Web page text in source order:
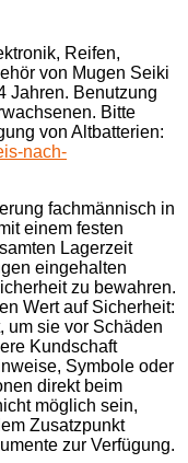
Reifen,
von Mugen Seiki
Jahren. Benutzung
Bitte
von Altbatterien:
nach-
fachmännisch in
einem festen
Lagerzeit
eingehalten
zu bewahren.
Wert auf Sicherheit:
um sie vor Schäden
Kundschaft
Symbole oder
direkt beim
möglich sein,
Zusatzpunkt
zur Verfügung.